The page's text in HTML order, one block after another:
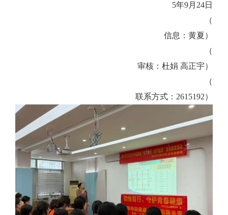
5年9月24日
（
信息：黄夏）
（
审核：杜娟 高正宇）
（
联系方式： 2615192）